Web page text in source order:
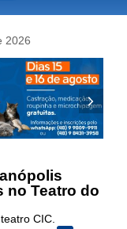
2026
no Teatro do
CIC.